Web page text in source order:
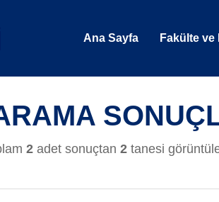
Ana Sayfa Fakülte ve
2 adet sonuçtan 2 tanesi